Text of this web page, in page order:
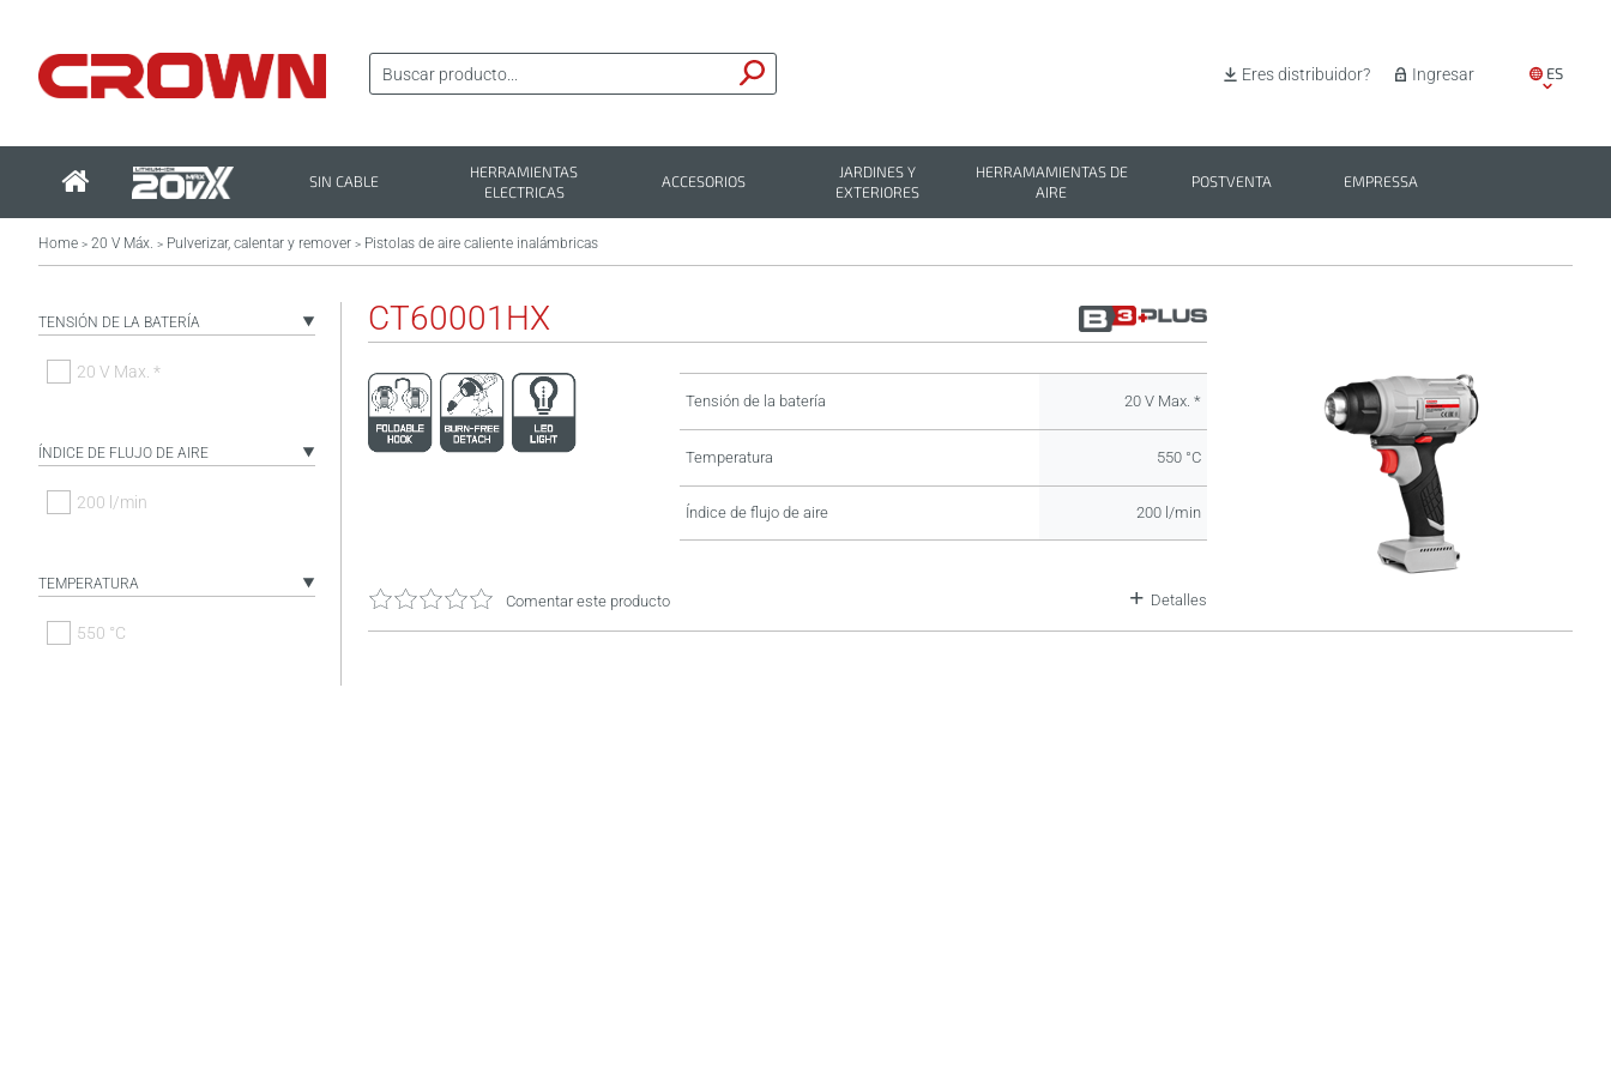
ES
Ingresar
Eres distribuidor?
SIN CABLE
HERRAMIENTAS
ELECTRICAS
ACCESORIOS
JARDINES Y
EXTERIORES
HERRAMAMIENTAS DE
AIRE
POSTVENTA EMPRESSA
Home > 20 V Máx. > Pulverizar, calentar y remover > Pistolas de aire caliente inalámbricas
TENSIÓN DE LA BATERÍA
20 V Max. *
ÍNDICE DE FLUJO DE AIRE
200 l/min
TEMPERATURA
550 °C
CT60001HX
Tensión de la batería 20 V Max. *
Temperatura 550 °C
Índice de flujo de aire 200 l/min
Comentar este producto Detalles